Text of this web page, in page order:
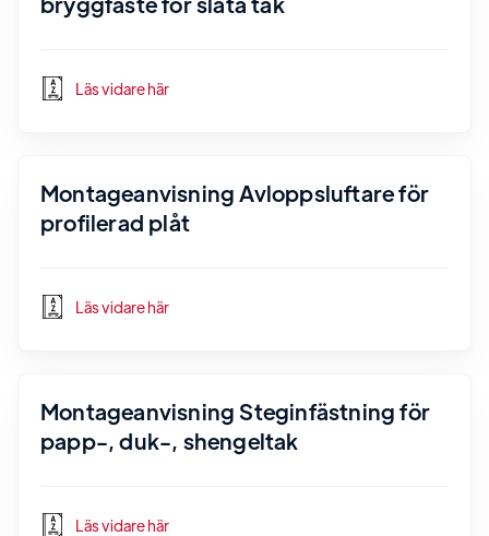
Läs vidare här
Montageanvisning Avloppsluftare för
profilerad plåt
Läs vidare här
Montageanvisning Steginfästning för
papp-, duk-, shengeltak
Läs vidare här